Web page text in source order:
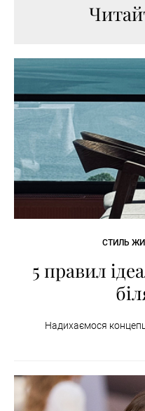
СТИЛЬ
5 правил
Надихаємося